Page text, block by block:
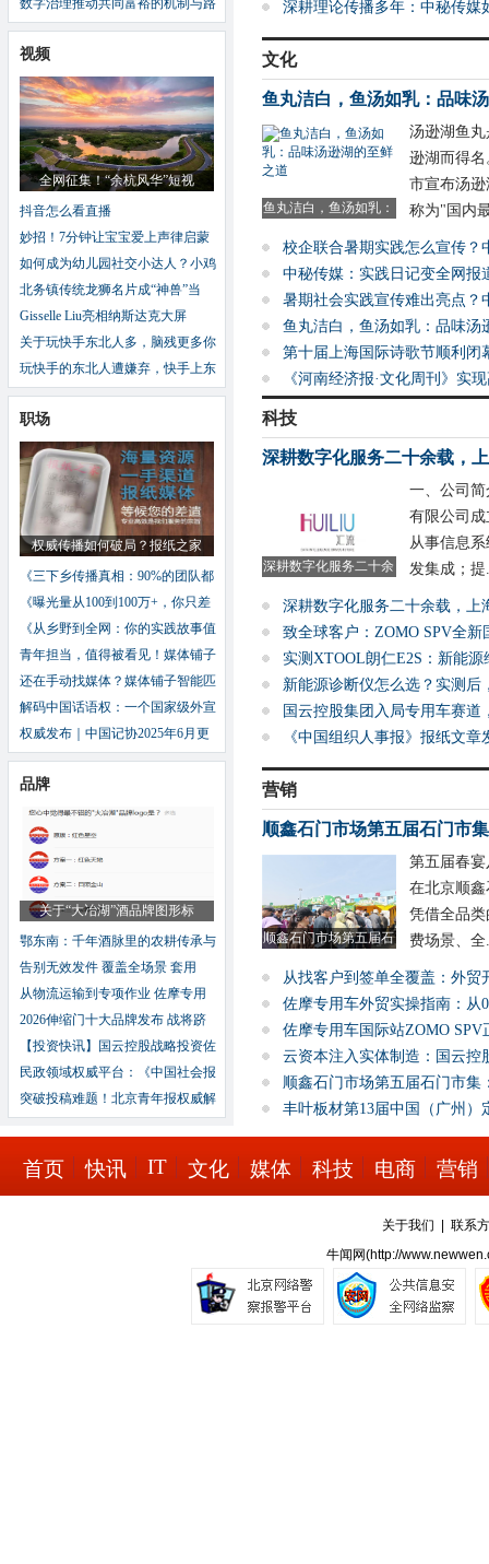
深耕理论传播多年：中秘传媒
文化
鱼丸洁白，鱼汤如乳：品味
鱼丸洁白，鱼汤如乳：
汤逊湖鱼
逊湖而得名
市宣布汤
称为"国内
校企联合暑期实践怎么宣传？
中秘传媒：实践日记变全网报
暑期社会实践宣传难出亮点？
鱼丸洁白，鱼汤如乳：品味汤
第十届上海国际诗歌节顺利
《河南经济报·文化周刊》实
数字治理推动共同富裕的机制与路
视频
全网征集！“余杭风华”短视
抖音怎么看直播
妙招！7分钟让宝宝爱上声律启蒙
如何成为幼儿园社交小达人？小鸡
北务镇传统龙狮名片成“神兽”当
Gisselle Liu亮相纳斯达克大屏
关于玩快手东北人多，脑残更多你
玩快手的东北人遭嫌弃，快手上东
科技
深耕数字化服务二十余载，
深耕数字化服务二十余
一、公司
有限公司成
从事信息
发集成；提
深耕数字化服务二十余载，上
致全球客户：ZOMO SPV全
实测XTOOL朗仁E2S：新能
新能源诊断仪怎么选？实测后
国云控股集团入局专用车赛道
《中国组织人事报》报纸文
营销
顺鑫石门市场第五届石门市
顺鑫石门市场第五届石
第五届春
在北京顺
凭借全品
费场景、全
从找客户到签单全覆盖：外贸
佐摩专用车外贸实操指南：从
佐摩专用车国际站ZOMO SPV
云资本注入实体制造：国云控
顺鑫石门市场第五届石门市集
丰叶板材第13届中国（广州）
职场
权威传播如何破局？报纸之家
《三下乡传播真相：90%的团队都
《曝光量从100到100万+，你只差
《从乡野到全网：你的实践故事值
青年担当，值得被看见！媒体铺子
还在手动找媒体？媒体铺子智能匹
解码中国话语权：一个国家级外宣
权威发布｜中国记协2025年6月更
品牌
关于“大冶湖”酒品牌图形标
鄂东南：千年酒脉里的农耕传承与
告别无效发件 覆盖全场景 套用
从物流运输到专项作业 佐摩专用
2026伸缩门十大品牌发布 战将跻
【投资快讯】国云控股战略投资佐
民政领域权威平台：《中国社会报
突破投稿难题！北京青年报权威解
首页 快讯 IT 文化 媒体 科技 电商 营销
关于我们
联系
牛闻网(http://